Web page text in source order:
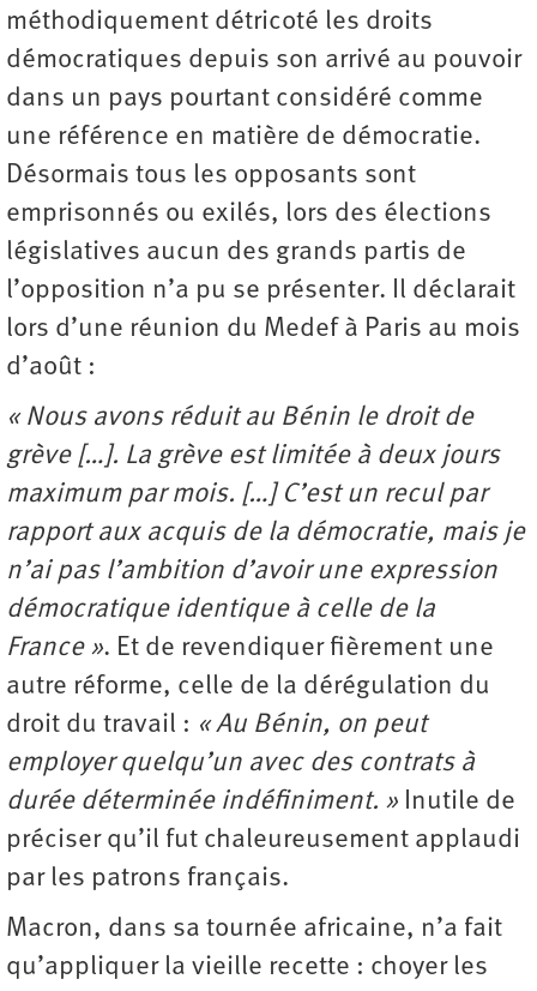
méthodiquement détricoté les droits
démocratiques depuis son arrivé au pouvoir
dans un pays pourtant considéré comme
une référence en matière de démocratie.
Désormais tous les opposants sont
emprisonnés ou exilés, lors des élections
législatives aucun des grands partis de
l’opposition n’a pu se présenter. Il déclarait
lors d’une réunion du Medef à Paris au mois
d’août :
« Nous avons réduit au Bénin le droit de
grève […]. La grève est limitée à deux jours
maximum par mois. […] C’est un recul par
rapport aux acquis de la démocratie, mais je
n’ai pas l’ambition d’avoir une expression
démocratique identique à celle de la
France ». Et de revendiquer fièrement une
autre réforme, celle de la dérégulation du
droit du travail : « Au Bénin, on peut
employer quelqu’un avec des contrats à
durée déterminée indéfiniment. » Inutile de
préciser qu’il fut chaleureusement applaudi
par les patrons français.
Macron, dans sa tournée africaine, n’a fait
qu’appliquer la vieille recette : choyer les